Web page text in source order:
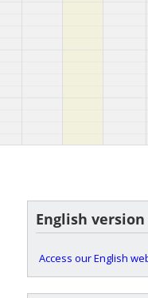
English version
Access our English